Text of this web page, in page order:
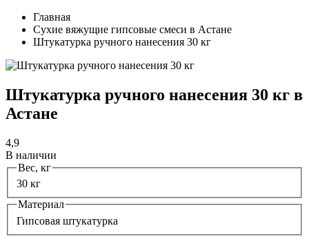
Главная
Сухие вяжущие гипсовые смеси в Астане
Штукатурка ручного нанесения 30 кг
Штукатурка ручного нанесения 30 кг в
Астане
4,9
В наличии
Вес, кг
30 кг
Материал
Гипсовая штукатурка